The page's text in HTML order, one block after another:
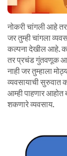
नोकरी चांगली आहे
जर तुम्ही चांगला
कल्पना देखील आहे.
तर प्रचंड गुंतवणूक
नाही जर तुम्हाला
व्यवसायाची
आम्ही पाहणार
शकणारे व्यवसाय.